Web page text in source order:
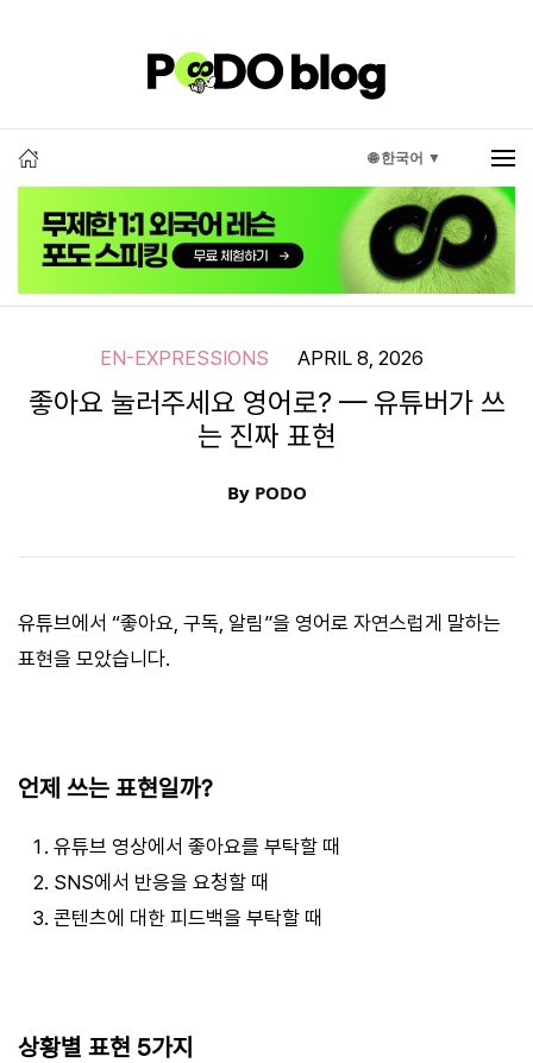
🌐 한국어 ▼
EN-EXPRESSIONS APRIL 8, 2026
좋아요 눌러주세요 영어로? — 유튜버가 쓰
는 진짜 표현
By PODO
유튜브에서 “좋아요, 구독, 알림”을 영어로 자연스럽게 말하는
표현을 모았습니다.
언제 쓰는 표현일까?
유튜브 영상에서 좋아요를 부탁할 때
SNS에서 반응을 요청할 때
콘텐츠에 대한 피드백을 부탁할 때
상황별 표현 5가지